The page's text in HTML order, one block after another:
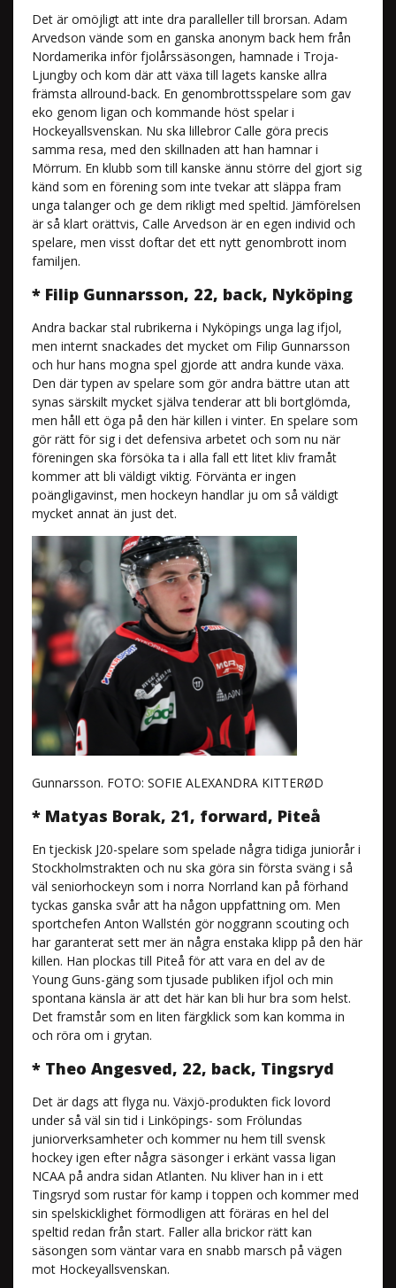
Det är omöjligt att inte dra paralleller till brorsan. Adam
Arvedson vände som en ganska anonym back hem från
Nordamerika inför fjolårssäsongen, hamnade i Troja-
Ljungby och kom där att växa till lagets kanske allra
främsta allround-back. En genombrottsspelare som gav
eko genom ligan och kommande höst spelar i
Hockeyallsvenskan. Nu ska lillebror Calle göra precis
samma resa, med den skillnaden att han hamnar i
Mörrum. En klubb som till kanske ännu större del gjort sig
känd som en förening som inte tvekar att släppa fram
unga talanger och ge dem rikligt med speltid. Jämförelsen
är så klart orättvis, Calle Arvedson är en egen individ och
spelare, men visst doftar det ett nytt genombrott inom
familjen.
* Filip Gunnarsson, 22, back, Nyköping
Andra backar stal rubrikerna i Nyköpings unga lag ifjol,
men internt snackades det mycket om Filip Gunnarsson
och hur hans mogna spel gjorde att andra kunde växa.
Den där typen av spelare som gör andra bättre utan att
synas särskilt mycket själva tenderar att bli bortglömda,
men håll ett öga på den här killen i vinter. En spelare som
gör rätt för sig i det defensiva arbetet och som nu när
föreningen ska försöka ta i alla fall ett litet kliv framåt
kommer att bli väldigt viktig. Förvänta er ingen
poängligavinst, men hockeyn handlar ju om så väldigt
mycket annat än just det.
Gunnarsson. FOTO: SOFIE ALEXANDRA KITTERØD
* Matyas Borak, 21, forward, Piteå
En tjeckisk J20-spelare som spelade några tidiga juniorår i
Stockholmstrakten och nu ska göra sin första sväng i så
väl seniorhockeyn som i norra Norrland kan på förhand
tyckas ganska svår att ha någon uppfattning om. Men
sportchefen Anton Wallstén gör noggrann scouting och
har garanterat sett mer än några enstaka klipp på den här
killen. Han plockas till Piteå för att vara en del av de
Young Guns-gäng som tjusade publiken ifjol och min
spontana känsla är att det här kan bli hur bra som helst.
Det framstår som en liten färgklick som kan komma in
och röra om i grytan.
* Theo Angesved, 22, back, Tingsryd
Det är dags att flyga nu. Växjö-produkten fick lovord
under så väl sin tid i Linköpings- som Frölundas
juniorverksamheter och kommer nu hem till svensk
hockey igen efter några säsonger i erkänt vassa ligan
NCAA på andra sidan Atlanten. Nu kliver han in i ett
Tingsryd som rustar för kamp i toppen och kommer med
sin spelskicklighet förmodligen att föräras en hel del
speltid redan från start. Faller alla brickor rätt kan
säsongen som väntar vara en snabb marsch på vägen
mot Hockeyallsvenskan.